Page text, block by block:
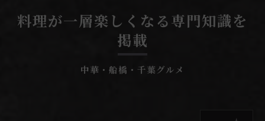
料理が一層楽しくなる専門知識を
掲載
中華・船橋・千葉グルメ